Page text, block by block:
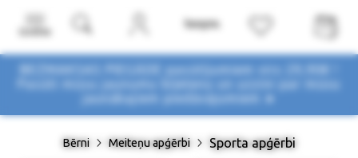
BEZMAKSAS PIEGĀDE pasūtījumiem virs 29,90€ !
Pasūti mūsu jaunumu biļetenu un uzzini par mūsu
Bērni Meiteņu apģērbi Sporta apģērbi